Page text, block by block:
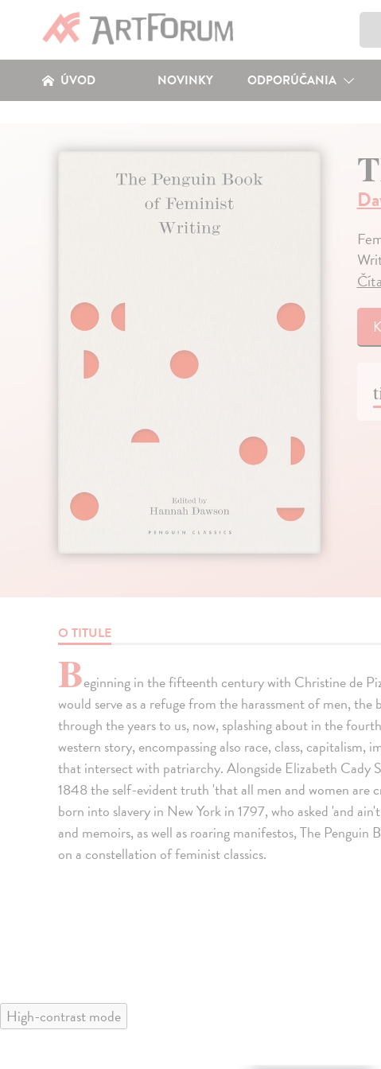
ÚVOD NOVINKY ODPORÚČANIA
O TITULE
Beginning in the fifteenth century with Christine de
would serve as a refuge from the harassment of men, the
through the years to us, now, splashing about in the
western story, encompassing also race, class, capitalism,
that intersect with patriarchy. Alongside Elizabeth Cady
1848 the self-evident truth 'that all men and women are
born into slavery in New York in 1797, who asked 'and
and memoirs, as well as roaring manifestos, The
on a constellation of feminist classics.
High-contrast mode